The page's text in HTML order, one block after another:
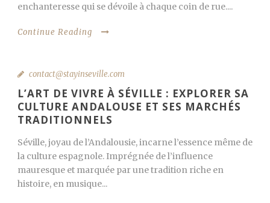
enchanteresse qui se dévoile à chaque coin de rue....
Continue Reading
contact@stayinseville.com
L’ART DE VIVRE À SÉVILLE : EXPLORER SA
CULTURE ANDALOUSE ET SES MARCHÉS
TRADITIONNELS
Séville, joyau de l’Andalousie, incarne l’essence même de
la culture espagnole. Imprégnée de l’influence
mauresque et marquée par une tradition riche en
histoire, en musique...